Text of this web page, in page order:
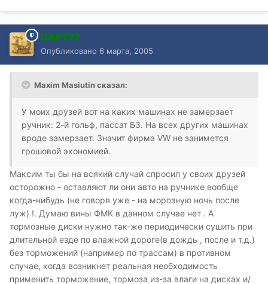
UAP777
Опубликовано 6 марта, 2005
Maxim Masiutin сказал:
У моих друзей вот на каких машинах не замерзает
ручник: 2-й гольф, пассат Б3. На всех других машинах
вроде замерзает. Значит фирма VW не занимется
грошовой экономией.
Максим ты бы на всякий случай спросил у своих друзей
осторожно - оставляют ли они авто на ручнике вообще
когда-нибудь (не говоря уже - на морозную ночь после
луж) !. Думаю вины ФМК в данном случае нет . А
тормозные диски нужно так-же периодически сушить при
длительной езде по влажной дороге(в дождь , после и т.д.)
без торможений (например по трассам) в противном
случае, когда возникнет реальная необходимость
применить торможение, тормоза из-за влаги на дисках и/